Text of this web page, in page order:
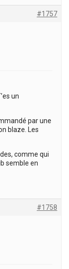
#1757
un
par une
blaze. Les
comme qui
semble en
#1758